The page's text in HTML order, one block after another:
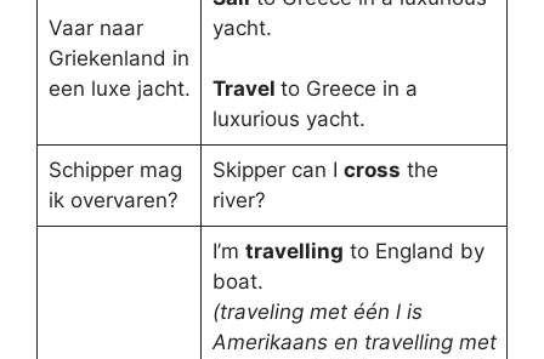
Vaar naar
Griekenland in
een luxe jacht.
yacht.
Travel to Greece in a
luxurious yacht.
Schipper mag
ik overvaren?
Skipper can I cross the
river?
I’m travelling to England by
boat.
(traveling met één l is
Amerikaans en travelling met